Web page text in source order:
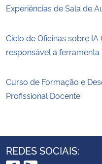
Experiências de Sala de
Ciclo de Oficinas sobre IA
responsável a
Curso de Formação e
Profissional Docente
REDES SOCIAIS: